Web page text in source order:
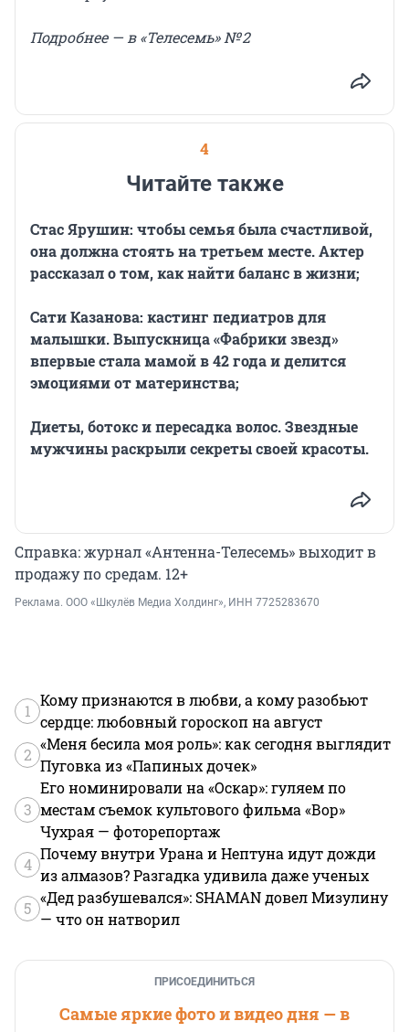
Подробнее — в «Телесемь» № 2
4
Читайте также
Стас Ярушин: чтобы семья была счастливой,
она должна стоять на третьем месте. Актер
рассказал о том, как найти баланс в жизни;
Сати Казанова: кастинг педиатров для
малышки. Выпускница «Фабрики звезд»
впервые стала мамой в 42 года и делится
эмоциями от материнства;
Диеты, ботокс и пересадка волос. Звездные
мужчины раскрыли секреты своей красоты.
Справка: журнал «Антенна-Телесемь» выходит в
продажу по средам. 12+
Реклама. ООО «Шкулёв Медиа Холдинг», ИНН 7725283670
1
Кому признаются в любви, а кому разобьют
сердце: любовный гороскоп на август
2
«Меня бесила моя роль»: как сегодня выглядит
Пуговка из «Папиных дочек»
3
Его номинировали на «Оскар»: гуляем по
местам съемок культового фильма «Вор»
Чухрая — фоторепортаж
4
Почему внутри Урана и Нептуна идут дожди
из алмазов? Разгадка удивила даже ученых
5
«Дед разбушевался»: SHAMAN довел Мизулину
— что он натворил
ПРИСОЕДИНИТЬСЯ
Самые яркие фото и видео дня — в